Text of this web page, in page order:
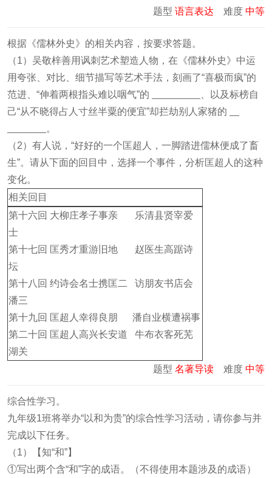
题型 语言表达 难度 中等
根据《儒林外史》的相关内容，按要求答题。
（1）吴敬梓善用讽刺艺术塑造人物，在《儒林外史》中运
用夸张、对比、细节描写等艺术手法，刻画了“喜极而疯”的
范进、“伸着两根指头难以咽气”的
、以及标榜自
己“从不晓得占人寸丝半粟的便宜”却拦劫别人家猪的
。
（2）有人说，“好好的一个匡超人，一脚踏进儒林便成了畜
生”。请从下面的回目中，选择一个事件，分析匡超人的这种
变化。
相关回目
第十六回 大柳庄孝子事亲
乐清县贤宰爱
士
第十七回 匡秀才重游旧地
赵医生高踞诗
坛
第十八回 约诗会名士携匡二
访朋友书店会
潘三
第十九回 匡超人幸得良朋
潘自业横遭祸事
第二十回 匡超人高兴长安道
牛布衣客死芜
湖关
题型 名著导读 难度 中等
综合性学习。
九年级1班将举办“以和为贵”的综合性学习活动，请你参与并
完成以下任务。
（1）【知“和”】
①写出两个含“和”字的成语。（不得使用本题涉及的成语）